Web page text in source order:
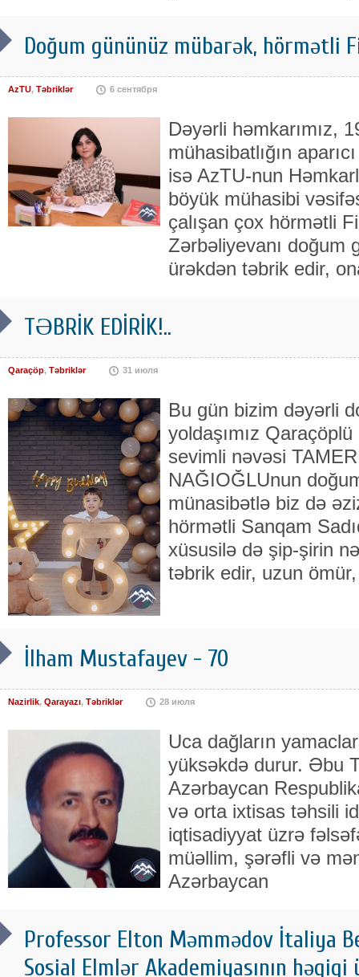
Doğum gününüz mübarək, hörmətli
AzTU, Təbriklər 6 сентября
Dəyərli həmkarımız,
mühasibatlığın
isə AzTU-nun
böyük mühasibi
çalışan çox hörmətli
Zərbəliyevanı doğum
ürəkdən təbrik edir,
TƏBRİK EDİRİK!..
Qaraçöp, Təbriklər 31 июля
Bu gün bizim dəyərli
yoldaşımız
sevimli nəvəsi
NAĞIOĞLUnun
münasibətlə biz də
hörmətli Sanqam
xüsusilə də şip-şirin
təbrik edir, uzun ömür,
İlham Mustafayev - 70
Nazirlik, Qarayazı, Təbriklər 28 июля
Uca dağların
yüksəkdə durur. Əbu
Azərbaycan
və orta ixtisas təhsili
iqtisadiyyat üzrə
müəllim, şərəfli və
Azərbaycan
Professor Elton Məmmədov İtaliya
Sosial Elmlər Akademiyasının